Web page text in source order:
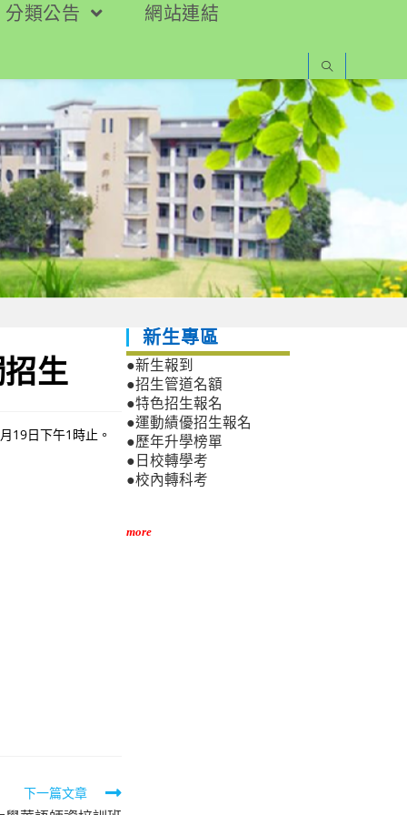
分類公告
網站連結
生
19日下午1時止。
下一篇文章
新生專區
●新生報到
●招生管道名額
●特色招生報名
●運動績優招生報名
●歷年升學榜單
●日校轉學考
●校內轉科考
more